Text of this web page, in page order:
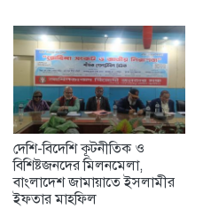
দেশি-বিদেশি কূটনীতিক ও
বিশিষ্টজনদের মিলনমেলা,
বাংলাদেশ জামায়াতে ইসলামীর
ইফতার মাহফিল